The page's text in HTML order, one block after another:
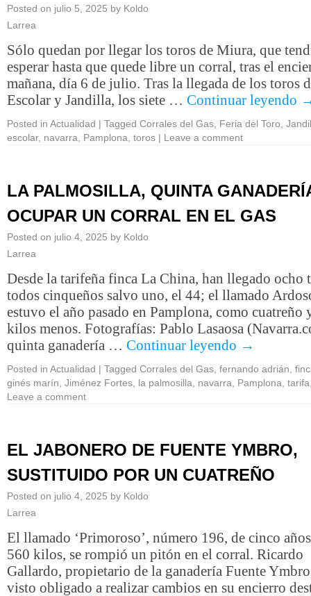
Posted on julio 5, 2025 by Koldo
Larrea
Sólo quedan por llegar los toros de Miura, que
esperar hasta que quede libre un corral, tras el
mañana, día 6 de julio. Tras la llegada de los toros
Escolar y Jandilla, los siete … Continuar leyendo
Posted in Actualidad | Tagged Corrales del Gas Feria del Toro
escolar, navarra Pamplona toros | Leave a comment
LA PALMOSILLA, QUINTA
OCUPAR UN CORRAL EN EL GAS
Posted on julio 4, 2025 by Koldo
Larrea
Desde la tarifeña finca La China, han llegado ocho
todos cinqueños salvo uno, el 44; el llamado
estuvo el año pasado en Pamplona, como cuatreño
kilos menos. Fotografías: Pablo Lasaosa
quinta ganadería … Continuar leyendo →
Posted in Actualidad | Tagged Corrales del Gas fernando adrián
ginés marín Jiménez Fortes la palmosilla navarra Pamplona tarifa
Leave a comment
EL JABONERO DE FUENTE YMBRO,
SUSTITUIDO POR UN CUATREÑO
Posted on julio 4, 2025 by Koldo
Larrea
El llamado ‘Primoroso’, número 196, de cinco
560 kilos, se rompió un pitón en el corral. Ricardo
Gallardo, propietario de la ganadería Fuente
visto obligado a realizar cambios en su encierro